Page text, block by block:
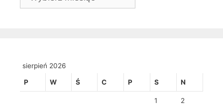
sierpień 2026
P W Ś C P S N
1 2